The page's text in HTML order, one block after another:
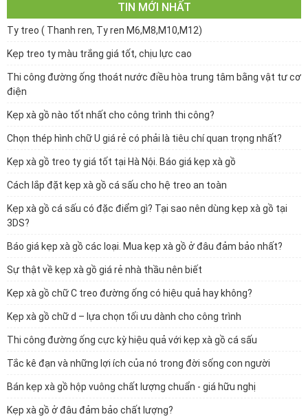
TIN MỚI NHẤT
Ty treo ( Thanh ren, Ty ren M6,M8,M10,M12)
Kẹp treo ty màu trắng giá tốt, chịu lực cao
Thi công đường ống thoát nước điều hòa trung tâm bằng vật tư cơ
điện
Kẹp xà gồ nào tốt nhất cho công trình thi công?
Chọn thép hình chữ U giá rẻ có phải là tiêu chí quan trọng nhất?
Kẹp xà gồ treo ty giá tốt tại Hà Nội. Báo giá kẹp xà gồ
Cách lắp đặt kẹp xà gồ cá sấu cho hệ treo an toàn
Kẹp xà gồ cá sấu có đặc điểm gì? Tại sao nên dùng kẹp xà gồ tại
3DS?
Báo giá kẹp xà gồ các loại. Mua kẹp xà gồ ở đâu đảm bảo nhất?
Sự thật về kẹp xà gồ giá rẻ nhà thầu nên biết
Kẹp xà gồ chữ C treo đường ống có hiệu quả hay không?
Kẹp xà gồ chữ d – lựa chọn tối ưu dành cho công trình
Thi công đường ống cực kỳ hiệu quả với kẹp xà gồ cá sấu
Tắc kê đạn và những lợi ích của nó trong đời sống con người
Bán kẹp xà gồ hộp vuông chất lượng chuẩn - giá hữu nghị
Kẹp xà gồ ở đâu đảm bảo chất lượng?